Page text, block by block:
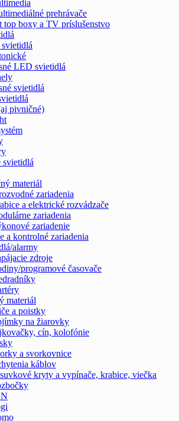
prehrávače
top boxy a TV príslušenstvo
LED svietidlá
svietidlá
pivničné)
svietidlá
materiál
zariadenia
a elektrické rozvádzače
zariadenia
zariadenie
a kontrolné zariadenia
alarmy
zdroje
programové časovače
materiál
a poistky
na žiarovky
cín, kolofónie
a svorkovnice
káblov
kryty a vypínače, krabice, viečka